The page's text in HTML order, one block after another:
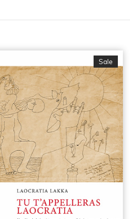
Sale